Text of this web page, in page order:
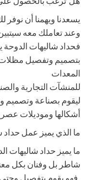
يسعدنا ويهمنا أن
وعند تعاملك معه
فحداد شاليهات الدوحة
بتصميم وتفصيل
المعدات
للمنشآت التجارية
ليقوم بصناعة وتصميم
أشكالها وموديلات
ما الذي يميز عمل
ما يميز حداد شاليهات
شاطر بل وفنان بكل
فهو يقوم بتفصيل